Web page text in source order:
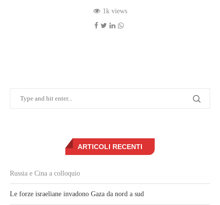
1k views
ARTICOLI RECENTI
Russia e Cina a colloquio
Le forze israeliane invadono Gaza da nord a sud